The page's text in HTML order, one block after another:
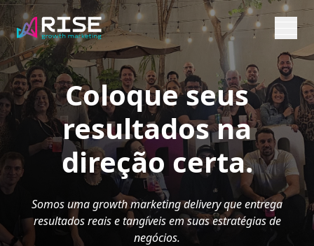
Coloque seus
resultados na
direção certa.
Somos uma growth marketing delivery que entrega
resultados reais e tangíveis em suas estratégias de
negócios.